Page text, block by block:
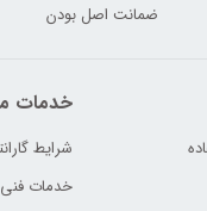
ضمانت اصل بودن
خدمات
شرایط
خدمات فنی